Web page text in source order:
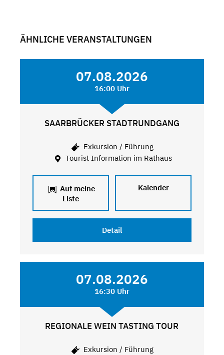
ÄHNLICHE VERANSTALTUNGEN
07.08.2026
16:00 Uhr
SAARBRÜCKER STADTRUNDGANG
Exkursion / Führung
Tourist Information im Rathaus
Auf meine
Liste
Kalender
Detail
07.08.2026
16:30 Uhr
REGIONALE WEIN TASTING TOUR
Exkursion / Führung